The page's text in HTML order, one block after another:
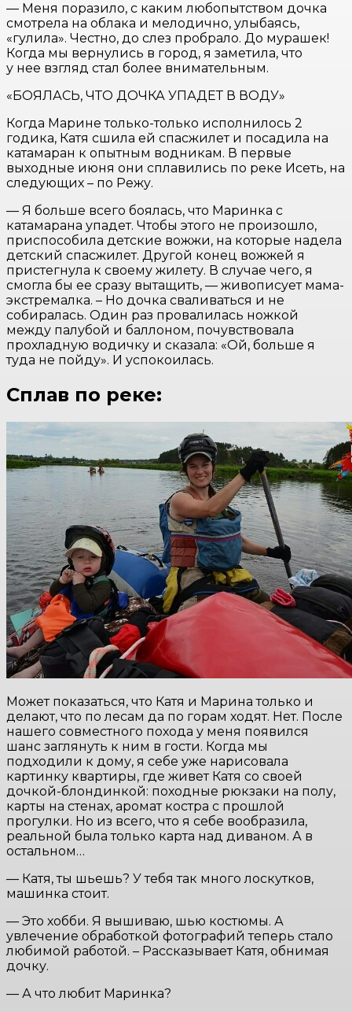
— Меня поразило, с каким любопытством дочка
смотрела на облака и мелодично, улыбаясь,
«гулила». Честно, до слез пробрало. До мурашек!
Когда мы вернулись в город, я заметила, что
у нее взгляд стал более внимательным.
«БОЯЛАСЬ, ЧТО ДОЧКА УПАДЕТ В ВОДУ»
Когда Марине только-только исполнилось 2
годика, Катя сшила ей спасжилет и посадила на
катамаран к опытным водникам. В первые
выходные июня они сплавились по реке Исеть, на
следующих – по Режу.
— Я больше всего боялась, что Маринка с
катамарана упадет. Чтобы этого не произошло,
приспособила детские вожжи, на которые надела
детский спасжилет. Другой конец вожжей я
пристегнула к своему жилету. В случае чего, я
смогла бы ее сразу вытащить, — живописует мама-
экстремалка. – Но дочка сваливаться и не
собиралась. Один раз провалилась ножкой
между палубой и баллоном, почувствовала
прохладную водичку и сказала: «Ой, больше я
туда не пойду». И успокоилась.
Сплав по реке:
Может показаться, что Катя и Марина только и
делают, что по лесам да по горам ходят. Нет. После
нашего совместного похода у меня появился
шанс заглянуть к ним в гости. Когда мы
подходили к дому, я себе уже нарисовала
картинку квартиры, где живет Катя со своей
дочкой-блондинкой: походные рюкзаки на полу,
карты на стенах, аромат костра с прошлой
прогулки. Но из всего, что я себе вообразила,
реальной была только карта над диваном. А в
остальном…
— Катя, ты шьешь? У тебя так много лоскутков,
машинка стоит.
— Это хобби. Я вышиваю, шью костюмы. А
увлечение обработкой фотографий теперь стало
любимой работой. – Рассказывает Катя, обнимая
дочку.
— А что любит Маринка?